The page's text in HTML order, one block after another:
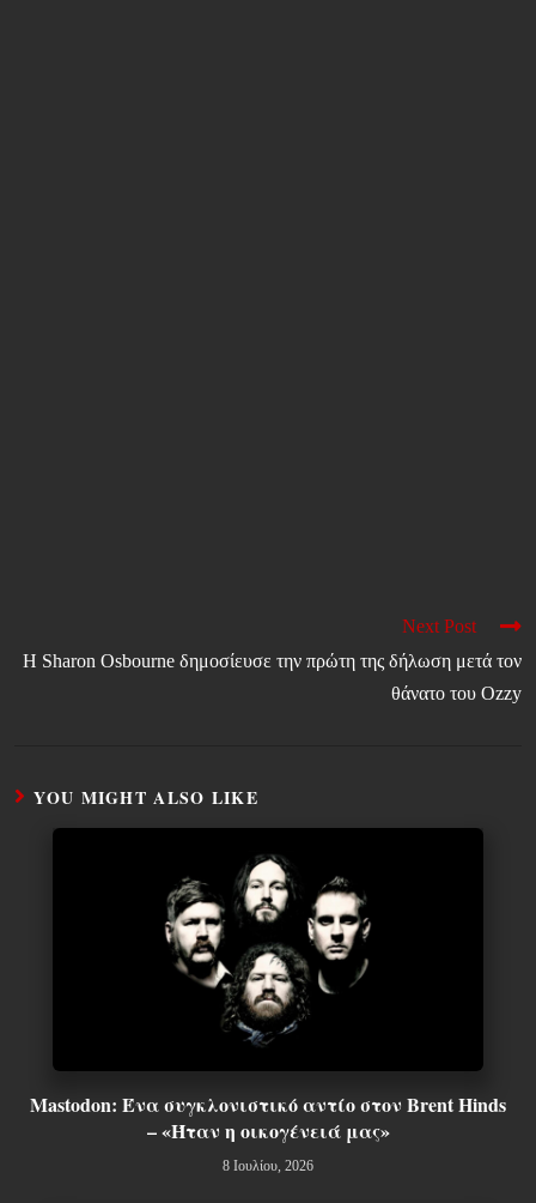
Next Post
Η Sharon Osbourne δημοσίευσε την πρώτη της δήλωση μετά τον
θάνατο του Ozzy
YOU MIGHT ALSO LIKE
Mastodon: Ένα συγκλονιστικό αντίο στον Brent Hinds
– «Ήταν η οικογένειά μας»
8 Ιουλίου, 2026